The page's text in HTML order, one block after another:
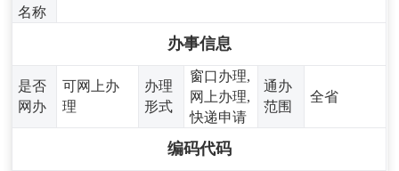
名称
办事信息
是否
网办
可网上办
理
办理
形式
窗口办理,
网上办理,
快递申请
通办
范围
全省
编码代码